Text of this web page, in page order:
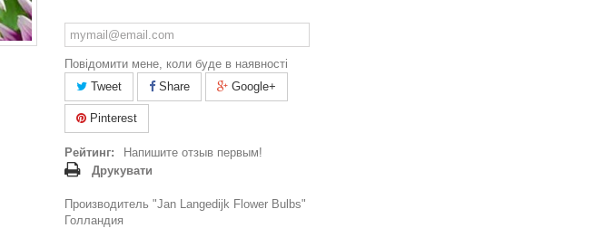
Повідомити мене, коли буде в наявності
Tweet
Share Google+
Pinterest
Рейтинг:
Напишите отзыв первым!
Друкувати
Производитель "Jan Langedijk Flower Bulbs"
Голландия